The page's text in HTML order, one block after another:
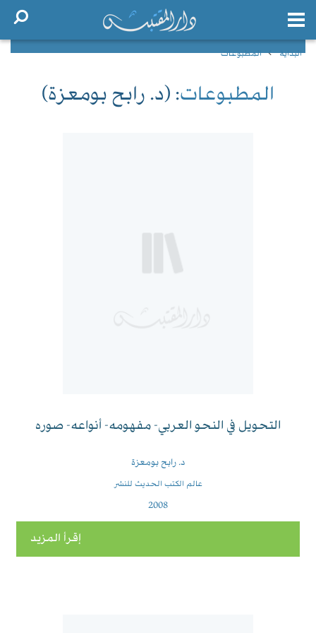
البداية المطبوعات
المطبوعات: (د. رابح بومعزة)
التحويل في النحو العربي- مفهومه- أنواعه- صوره
د. رابح بومعزة
عالم الكتب الحديث للنشر
2008
إقرأ المزيد